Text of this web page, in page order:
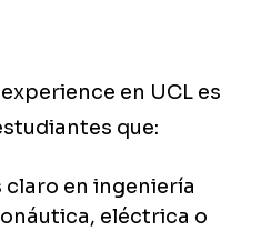
en UCL es
que:
claro en ingeniería
eléctrica o